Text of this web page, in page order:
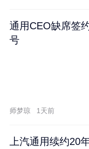
通用CEO缺席签
号
师梦琼 1天前
上汽通用续约20